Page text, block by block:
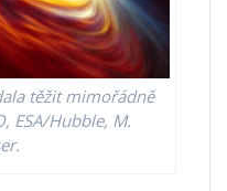
těžit mimořádně
ESA/Hubble, M.